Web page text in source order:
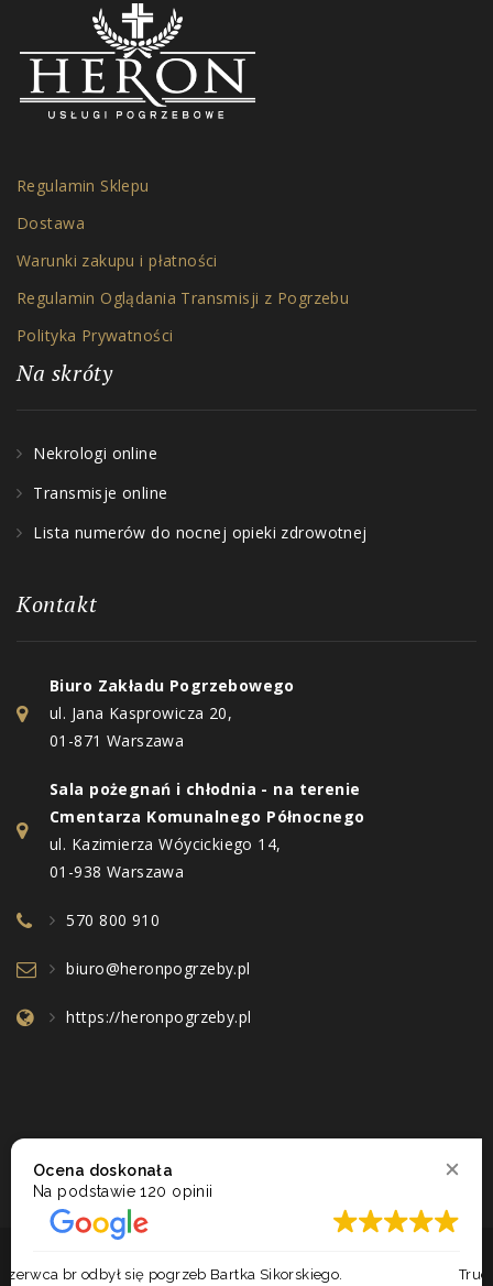
Regulamin Sklepu
Dostawa
Warunki zakupu i płatności
Regulamin Oglądania Transmisji z Pogrzebu
Polityka Prywatności
Na skróty
Nekrologi online
Transmisje online
Lista numerów do nocnej opieki zdrowotnej
Kontakt
Biuro Zakładu Pogrzebowego
ul. Jana Kasprowicza 20,
01-871 Warszawa
Sala pożegnań i chłodnia - na terenie
Cmentarza Komunalnego Północnego
ul. Kazimierza Wóycickiego 14,
01-938 Warszawa
570 800 910
biuro@heronpogrzeby.pl
https://heronpogrzeby.pl
2017 - 2026 © ZAKŁAD POGRZEBOWY HERON. WSZELKIE PRAWA
Ocena doskonała
Na podstawie120 opinii
Trudno znaleźć słowa, które oddadzą wdzięczność, jaką